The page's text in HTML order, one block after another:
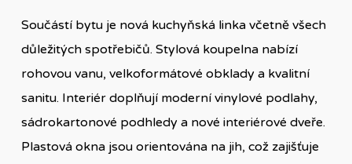
Součástí bytu je nová kuchyňská linka včetně všech
důležitých spotřebičů. Stylová koupelna nabízí
rohovou vanu, velkoformátové obklady a kvalitní
sanitu. Interiér doplňují moderní vinylové podlahy,
sádrokartonové podhledy a nové interiérové dveře.
Plastová okna jsou orientována na jih, což zajišťuje